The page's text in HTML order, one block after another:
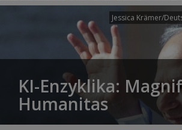
Jessica Krämer/
KI-Enzyklika:
Humanitas